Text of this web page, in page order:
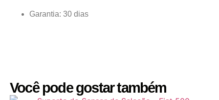
Garantia: 30 dias
Você pode gostar também